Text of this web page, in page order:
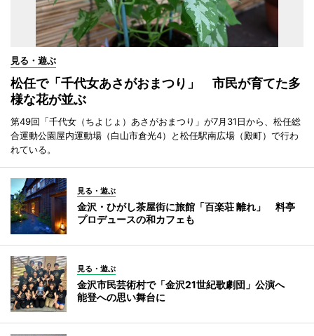
見る・遊ぶ
松任で「千代女あさがおまつり」 市民が育てた多
様な花が並ぶ
第49回「千代女（ちよじょ）あさがおまつり」が7月31日から、松任総
合運動公園屋内運動場（白山市倉光4）と松任駅南広場（殿町）で行わ
れている。
見る・遊ぶ
金沢・ひがし茶屋街に旅館「百楽荘 離れ」 料亭
プロデュースの和カフェも
見る・遊ぶ
金沢市民芸術村で「金沢21世紀歌劇団」公演へ
能登への思い舞台に